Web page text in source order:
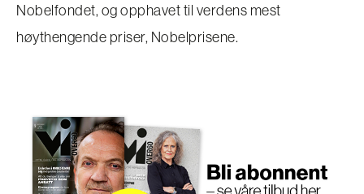
Nobelfondet, og opphavet til verdens mest
høythengende priser, Nobelprisene.